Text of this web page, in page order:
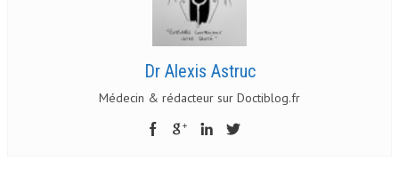
Dr Alexis Astruc
Médecin & rédacteur sur Doctiblog.fr